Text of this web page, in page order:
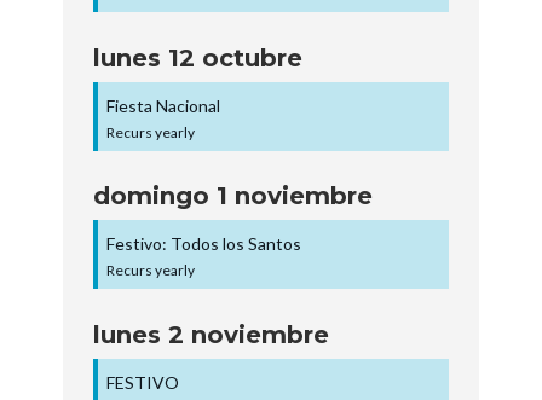
lunes 12 octubre
Fiesta Nacional
Recurs yearly
domingo 1 noviembre
Festivo: Todos los Santos
Recurs yearly
lunes 2 noviembre
FESTIVO